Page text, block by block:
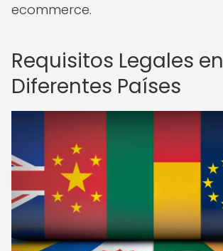
ecommerce.
Requisitos Legales en
Diferentes Países